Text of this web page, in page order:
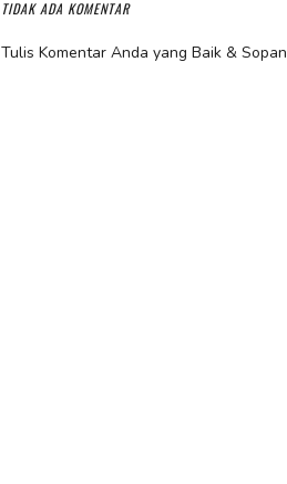
TIDAK ADA KOMENTAR
Tulis Komentar Anda yang Baik & Sopan